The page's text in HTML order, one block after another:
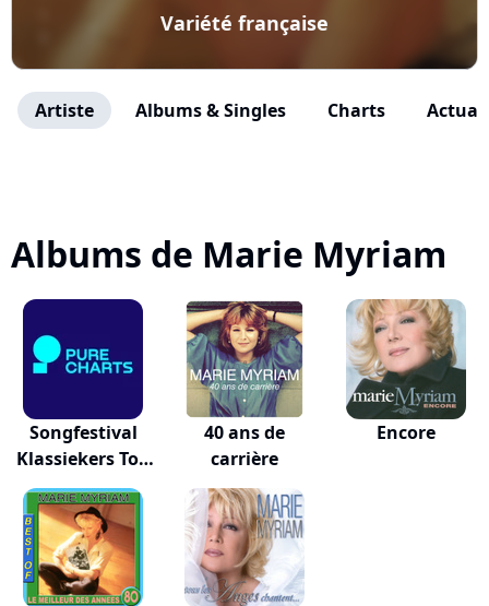
Variété française
Artiste Albums & Singles Charts
Albums de Marie Myriam
Songfestival
Klassiekers Top
50
40 ans de
carrière
Encore